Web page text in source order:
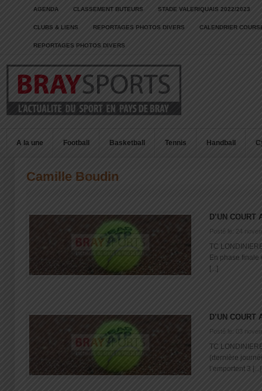
AGENDA CLASSEMENT BUTEURS STADE VALERIQUAIS 2022/2023
CLUBS & LIENS REPORTAGES PHOTOS DIVERS CALENDRIER
REPORTAGES PHOTOS DIVERS
A la une Football Basketball Tennis Handball
Camille Boudin
D’UN COURT
Posté le: 24
TC
En phase finale
[...]
D’UN COURT
Posté le: 03
TC
(dernière
l’emportent 3 [...]